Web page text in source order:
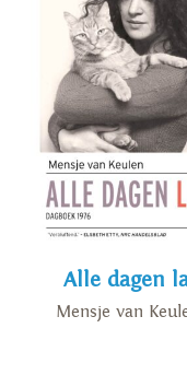
Huygens-prijs
technisch
en alledaags,
aan.'
een
(2020) won zij
over
en pen' is verschenen
Alle dagen
Mensje van